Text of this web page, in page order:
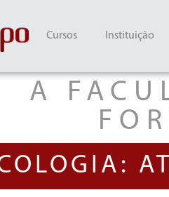
Cursos Instituição
A